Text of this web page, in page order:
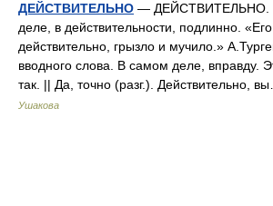
ДЕЙСТВИТЕЛЬНО — ДЕЙСТВИТЕЛЬНО.
деле, в действительности, подлинно. «Его
действительно, грызло и мучило.»
вводного слова. В самом деле, вправду.
так. || Да, точно (разг.). Действительно,
Ушакова